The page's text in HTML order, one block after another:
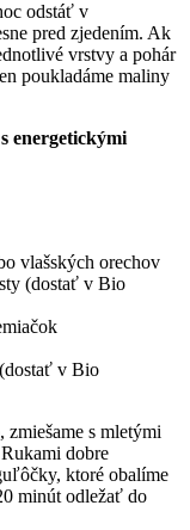
odstáť v
pred zjedením. Ak
vrstvy a pohár
poukladáme maliny
energetickými
vlašských orechov
(dostať v Bio
v Bio
zmiešame s mletými
dobre
ktoré obalíme
minút odležať do